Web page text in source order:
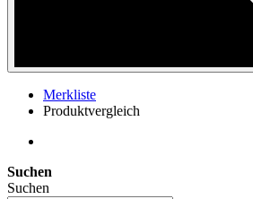
Merkliste
Produktvergleich
Suchen
Suchen